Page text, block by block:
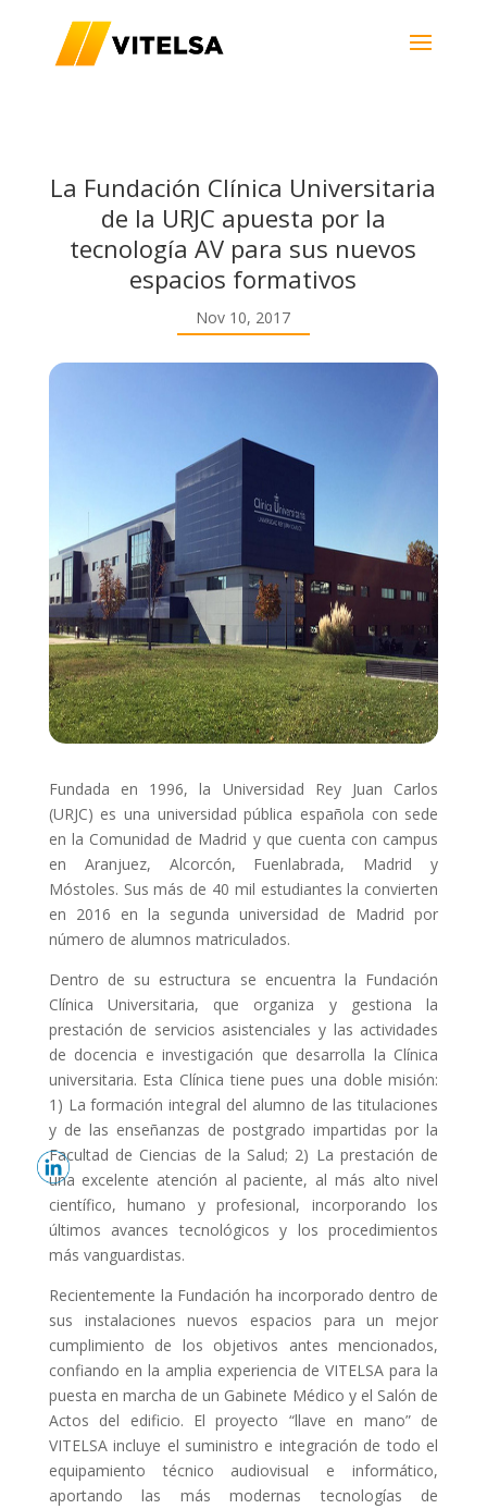
La Fundación Clínica Universitaria
de la URJC apuesta por la
tecnología AV para sus nuevos
espacios formativos
Nov 10, 2017
Fundada en 1996, la Universidad Rey Juan Carlos
(URJC) es una universidad pública española con sede
en la Comunidad de Madrid y que cuenta con campus
en Aranjuez, Alcorcón, Fuenlabrada, Madrid y
Móstoles. Sus más de 40 mil estudiantes la convierten
en 2016 en la segunda universidad de Madrid por
número de alumnos matriculados.
Dentro de su estructura se encuentra la Fundación
Clínica Universitaria, que organiza y gestiona la
prestación de servicios asistenciales y las actividades
de docencia e investigación que desarrolla la Clínica
universitaria. Esta Clínica tiene pues una doble misión:
1) La formación integral del alumno de las titulaciones
y de las enseñanzas de postgrado impartidas por la
Facultad de Ciencias de la Salud; 2) La prestación de
una excelente atención al paciente, al más alto nivel
científico, humano y profesional, incorporando los
últimos avances tecnológicos y los procedimientos
más vanguardistas.
Recientemente la Fundación ha incorporado dentro de
sus instalaciones nuevos espacios para un mejor
cumplimiento de los objetivos antes mencionados,
confiando en la amplia experiencia de VITELSA para la
puesta en marcha de un Gabinete Médico y el Salón de
Actos del edificio. El proyecto “llave en mano” de
VITELSA incluye el suministro e integración de todo el
equipamiento técnico audiovisual e informático,
aportando las más modernas tecnologías de